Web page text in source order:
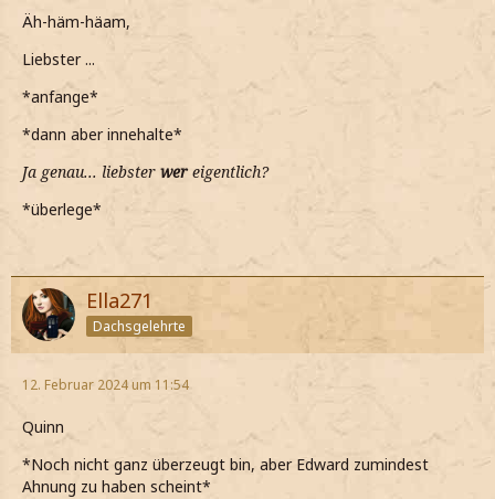
Äh-häm-häam,
Liebster ...
*anfange*
*dann aber innehalte*
Ja genau... liebster wereigentlich?
*überlege*
Ella271
Dachsgelehrte
12. Februar 2024 um 11:54
Quinn
*Noch nicht ganz überzeugt bin, aber Edward zumindest
Ahnung zu haben scheint*